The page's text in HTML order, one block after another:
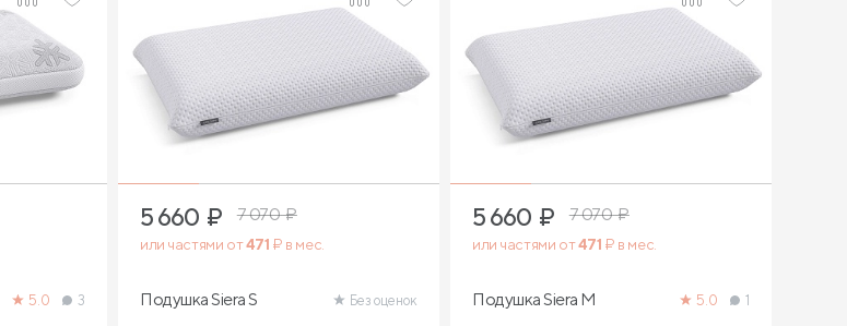
5.0 3
1
5 660 ₽ 7 070₽
или частями от471 ₽ в мес.
Подушка Siera S Без оценок
1
5 660 ₽ 7 070₽
или частями от471 ₽ в мес.
Подушка Siera M 5.0 1